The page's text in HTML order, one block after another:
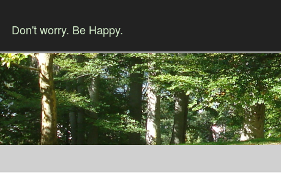
Don't worry. Be Happy.